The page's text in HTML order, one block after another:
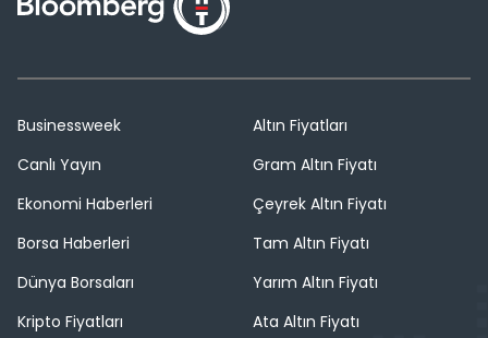
Businessweek
Canlı Yayın
Ekonomi Haberleri
Borsa Haberleri
Dünya Borsaları
Kripto Fiyatları
Altın Fiyatları
Gram Altın Fiyatı
Çeyrek Altın Fiyatı
Tam Altın Fiyatı
Yarım Altın Fiyatı
Ata Altın Fiyatı